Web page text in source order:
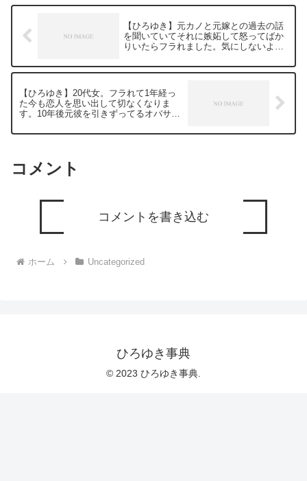
多くの質問を今後も編集し、アップロー
ドしていきますので、使いやすいと感じ
て頂けたら、いいね！やチャンネル登録
ずれは自分でSNS営業などで案件を取り
はすでにある程度育ています。ひろゆき
さん的におすすめな営業方法があればぜ
ひ教えてください。元動画：ロシアの敗
呑みながら 2024/02/28 W22
v=GK3quBgoXnQ***************************
***************ひろゆきさんの動画で、寄
せられた質問について、一問一答形式に
【ひろゆき】元カノと元嫁との過去の話
を聞いていてそれに嫉妬して怒ってばか
りいたらフラれました。気にしないよう
うか。ー ひろゆき切り抜き 20240310
【ひろゆき】20代女。フラれて1年経っ
た今も恋人を思い出して切なくなりま
す。10年後元彼を引きずってるオバサン
き 20240310
コメント
コメントを書き込む
ホーム Uncategorized
ひろゆき事典
© 2023 ひろゆき事典.